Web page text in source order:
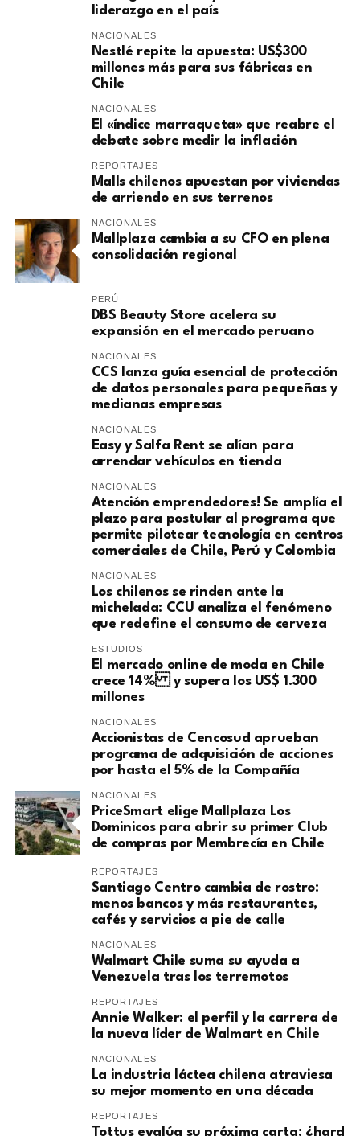
liderazgo en el país
NACIONALES
Nestlé repite la apuesta: US$300
millones más para sus fábricas en
Chile
NACIONALES
El «índice marraqueta» que reabre el
debate sobre medir la inflación
REPORTAJES
Malls chilenos apuestan por viviendas
de arriendo en sus terrenos
NACIONALES
Mallplaza cambia a su CFO en plena
consolidación regional
PERÚ
DBS Beauty Store acelera su
expansión en el mercado peruano
NACIONALES
CCS lanza guía esencial de protección
de datos personales para pequeñas y
medianas empresas
NACIONALES
Easy y Salfa Rent se alían para
arrendar vehículos en tienda
NACIONALES
Atención emprendedores! Se amplía el
plazo para postular al programa que
permite pilotear tecnología en centros
comerciales de Chile, Perú y Colombia
NACIONALES
Los chilenos se rinden ante la
michelada: CCU analiza el fenómeno
que redefine el consumo de cerveza
ESTUDIOS
El mercado online de moda en Chile
crece 14% y supera los US$ 1.300
millones
NACIONALES
Accionistas de Cencosud aprueban
programa de adquisición de acciones
por hasta el 5% de la Compañía
NACIONALES
PriceSmart elige Mallplaza Los
Dominicos para abrir su primer Club
de compras por Membrecía en Chile
REPORTAJES
Santiago Centro cambia de rostro:
menos bancos y más restaurantes,
cafés y servicios a pie de calle
NACIONALES
Walmart Chile suma su ayuda a
Venezuela tras los terremotos
REPORTAJES
Annie Walker: el perfil y la carrera de
la nueva líder de Walmart en Chile
NACIONALES
La industria láctea chilena atraviesa
su mejor momento en una década
REPORTAJES
Tottus evalúa su próxima carta: ¿hard